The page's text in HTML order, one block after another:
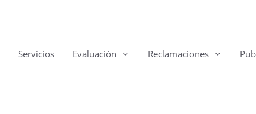
Servicios Evaluación Reclamaciones